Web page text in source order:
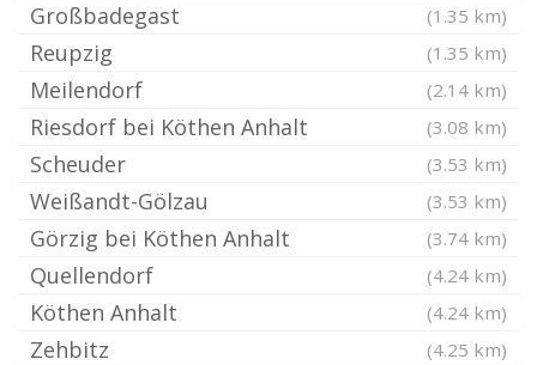
Großbadegast (1.35 km)
Reupzig (1.35 km)
Meilendorf (2.14 km)
Riesdorf bei Köthen Anhalt (3.08 km)
Scheuder (3.53 km)
Weißandt-Gölzau (3.53 km)
Görzig bei Köthen Anhalt (3.74 km)
Quellendorf (4.24 km)
Köthen Anhalt (4.24 km)
Zehbitz (4.25 km)